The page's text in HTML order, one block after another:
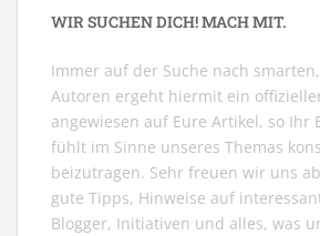
WIR SUCHEN DICH! MACH MIT.
Immer auf der Suche nach
Autoren ergeht hiermit ein
angewiesen auf Eure Artikel, so Ihr
fühlt im Sinne unseres Themas
beizutragen. Sehr freuen wir uns
gute Tipps, Hinweise auf
Blogger, Initiativen und alles, was